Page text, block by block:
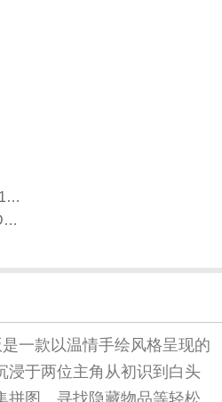
包名：com.lunosoft.puuung1.kbinstaller
MD5：01D51E0E8DB3A8DA97123828DAC3BED5
一款以温情手绘风格呈现的
浸于两位主角从初识到白头
拼图、寻找隐藏物品等轻松